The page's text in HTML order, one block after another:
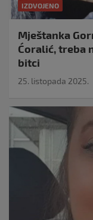
IZDVOJENO
Mještanka
Ćoralić, treba
bitci
25. listopada 2025.